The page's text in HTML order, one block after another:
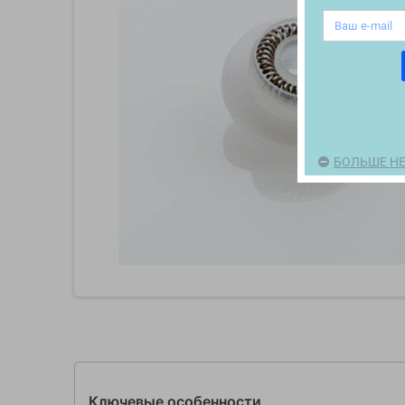
Ключевые особенности
БОЛЬШЕ